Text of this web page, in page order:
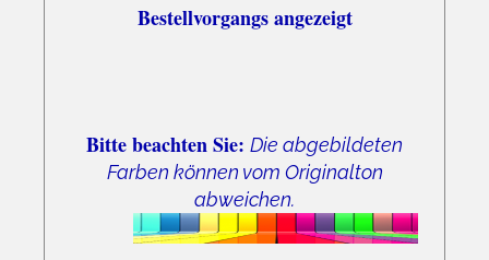
Bestellvorgangs angezeigt
Bitte beachten Sie: Die abgebildeten
Farben können vom Originalton
abweichen.